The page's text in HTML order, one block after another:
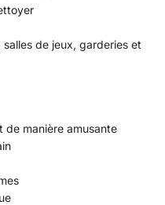
de jeux, garderies et
de manière amusante